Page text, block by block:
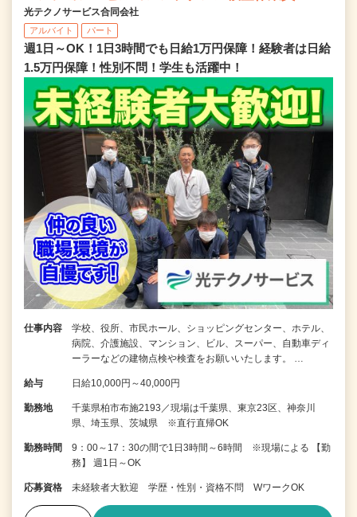
光テクノサービス合同会社
アルバイト パート
週1日～OK！1日3時間でも日給1万円保障！経験者は日給
1.5万円保障！性別不問！学生も活躍中！
仕事内容
学校、役所、市民ホール、ショッピングセンター、ホテル、
病院、介護施設、マンション、ビル、スーパー、自動車ディ
ーラーなどの建物点検や検査をお願いいたします。 …
給与 日給10,000円～40,000円
勤務地
千葉県柏市布施2193／現場は千葉県、東京23区、神奈川
県、埼玉県、茨城県 ※直行直帰OK
勤務時間
9：00～17：30の間で1日3時間～6時間 ※現場による 【勤
務】 週1日～OK
応募資格 未経験者大歓迎 学歴・性別・資格不問 WワークOK